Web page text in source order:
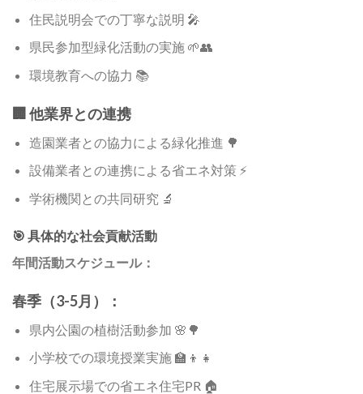
住民説明会での丁寧な説明 🎤
県民参加型緑化活動の実施 🌱👥
環境教育への協力 📚
🏢 他業界との連携
造園業者との協力による緑化推進 🌳
設備業者との連携による省エネ対策 ⚡
学術機関との共同研究 🔬
🎯 具体的な社会貢献活動
年間活動スケジュール：
春季（3-5月）：
県内公園の植樹活動参加 🌸🌳
小学校での環境授業実施 🏫👦👧
住宅展示場での省エネ住宅PR 🏠